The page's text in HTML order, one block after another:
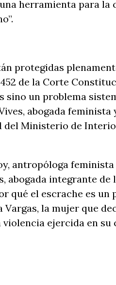
herramienta para la
protegidas
de la Corte
sino un problema
abogada feminista
Ministerio de
antropóloga
abogada integrante
qué el escrache es un
Vargas, la mujer que
ejercida en